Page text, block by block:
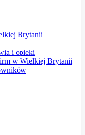
Brytanii
i opieki
w Wielkiej Brytanii